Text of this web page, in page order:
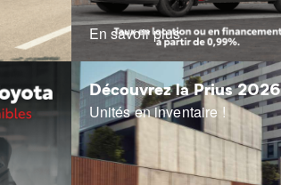
En savoir plus
Découvrez la Prius 2026
Unités en inventaire !